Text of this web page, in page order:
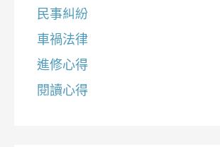
民事糾紛
車禍法律
進修心得
閱讀心得